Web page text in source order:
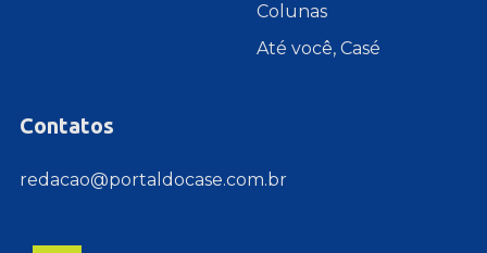
Colunas
Até você, Casé
Contatos
redacao@portaldocase.com.br